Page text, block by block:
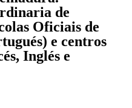
de
Oficiais de
e centros
Inglés e